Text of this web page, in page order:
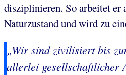
disziplinieren. So arbeitet er
Naturzustand und wird zu
„Wir sindzivilisiertbis
allerlei gesellschaftlicher